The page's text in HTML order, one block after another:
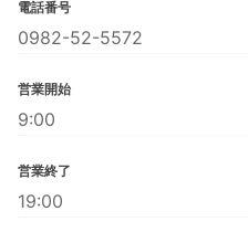
電話番号
0982-52-5572
営業開始
9:00
営業終了
19:00